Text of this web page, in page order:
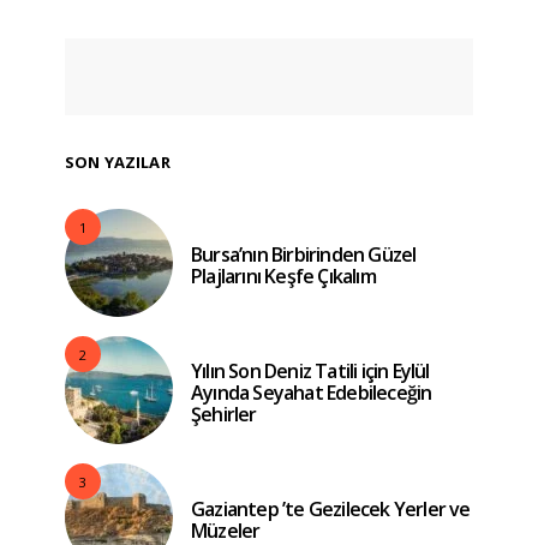
SON YAZILAR
1
Bursa’nın Birbirinden Güzel
Plajlarını Keşfe Çıkalım
2
Yılın Son Deniz Tatili için Eylül
Ayında Seyahat Edebileceğin
Şehirler
3
Gaziantep ’te Gezilecek Yerler ve
Müzeler